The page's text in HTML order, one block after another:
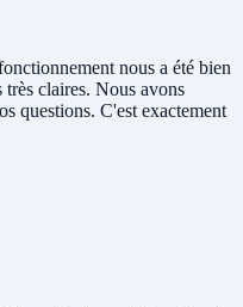
nous a été bien
claires. Nous avons
questions. C'est exactement